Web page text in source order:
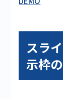
スラ
示枠